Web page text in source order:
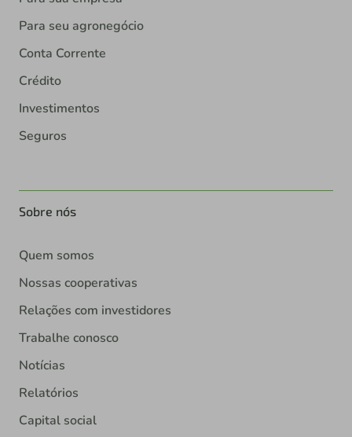
Para seu agronegócio
Conta Corrente
Crédito
Investimentos
Seguros
Sobre nós
Quem somos
Nossas cooperativas
Relações com investidores
Trabalhe conosco
Notícias
Relatórios
Capital social